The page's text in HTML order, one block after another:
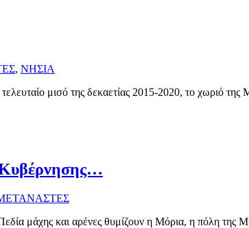
, ΝΗΣΙΑ
μισό της δεκαετίας 2015-2020, το χωριό της
Κυβέρνησης…
μάχης και αρένες θυμίζουν η Μόρια, η πόλη της